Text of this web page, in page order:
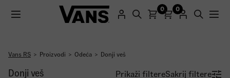
0 0
Vans RS Proizvodi Odeća Donji veš
Donji veš Prikaži filtereSakrij filtere